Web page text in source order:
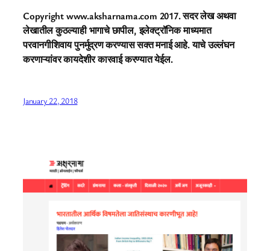
Copyright www.aksharnama.com 2017. सदर लेख अथवा
लेखातील कुठल्याही भागाचे छापील, इलेक्ट्रॉनिक माध्यमात
परवानगीशिवाय पुनर्मुद्रण करण्यास सक्त मनाई आहे. याचे उल्लंघन
करणाऱ्यांवर कायदेशीर कारवाई करण्यात येईल.
January 22, 2018